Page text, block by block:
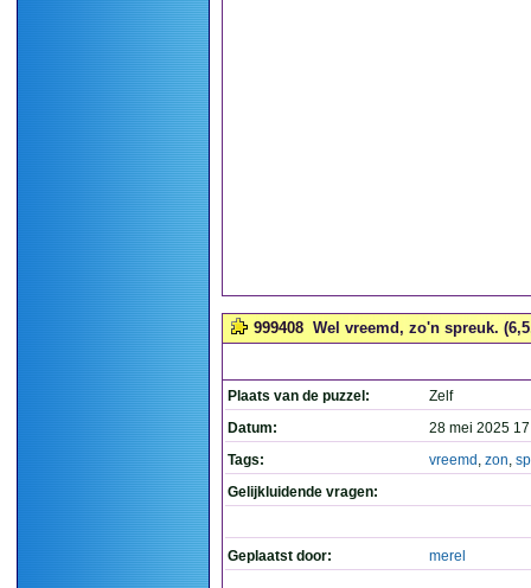
999408 Wel vreemd, zo'n spreuk.
Plaats van de puzzel:
Zelf
Datum:
28 mei 2025
Tags:
vreemd , zon,
Gelijkluidende vragen:
Geplaatst door: merel